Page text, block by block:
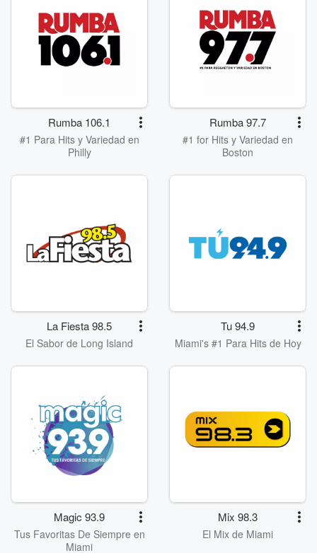
Rumba 106.1
#1 Para Hits y Variedad en
Philly
Rumba 97.7
#1 for Hits y Variedad en
Boston
La Fiesta 98.5
El Sabor de Long Island
Tu 94.9
Miami's #1 Para Hits de Hoy
Magic 93.9
Tus Favoritas De Siempre en
Miami
Mix 98.3
El Mix de Miami